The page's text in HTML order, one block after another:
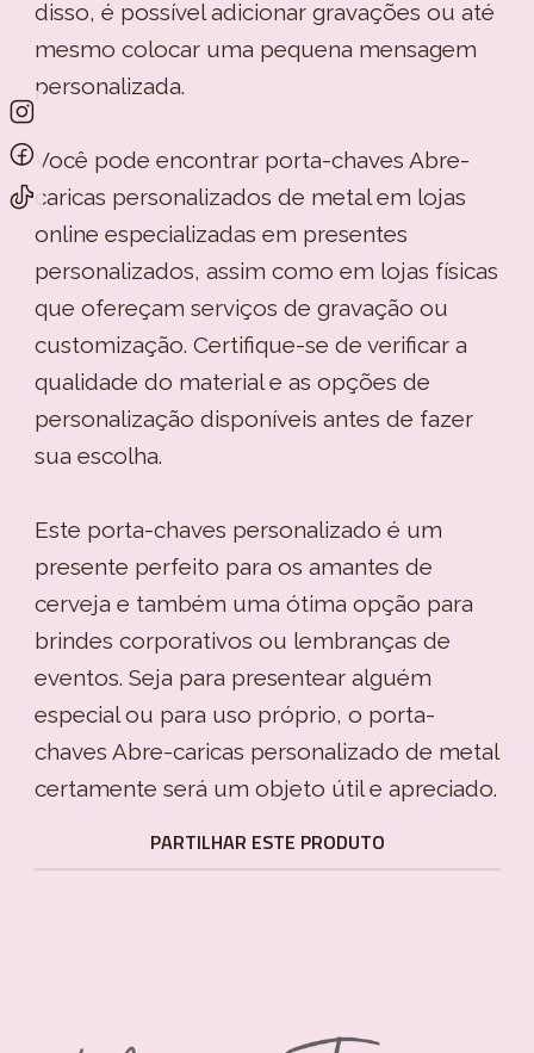
disso, é possível adicionar gravações ou até
mesmo colocar uma pequena mensagem
personalizada.
Você pode encontrar porta-chaves Abre-
caricas personalizados de metal em lojas
online especializadas em presentes
personalizados, assim como em lojas físicas
que ofereçam serviços de gravação ou
customização. Certifique-se de verificar a
qualidade do material e as opções de
personalização disponíveis antes de fazer
sua escolha.
Este porta-chaves personalizado é um
presente perfeito para os amantes de
cerveja e também uma ótima opção para
brindes corporativos ou lembranças de
eventos. Seja para presentear alguém
especial ou para uso próprio, o porta-
chaves Abre-caricas personalizado de metal
certamente será um objeto útil e apreciado.
PARTILHAR ESTE PRODUTO